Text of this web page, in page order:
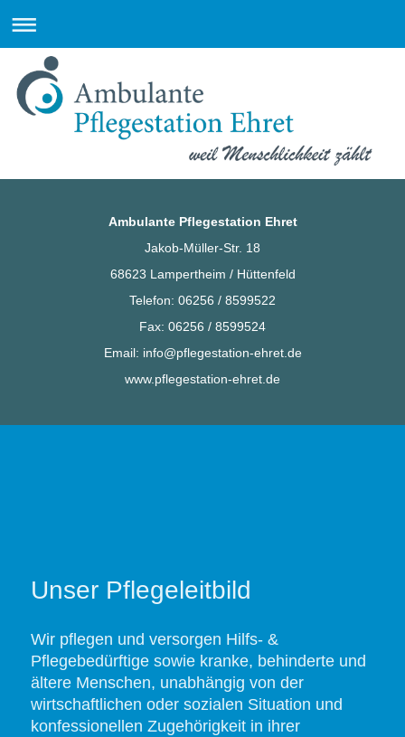
Ambulante Pflegestation Ehret
Jakob-Müller-Str. 18
68623 Lampertheim / Hüttenfeld
Telefon: 06256 / 8599522
Fax: 06256 / 8599524
Email: info@pflegestation-ehret.de
www.pflegestation-ehret.de
Unser Pflegeleitbild
Wir pflegen und versorgen Hilfs- &
Pflegebedürftige sowie kranke, behinderte und
ältere Menschen, unabhängig von der
wirtschaftlichen oder sozialen Situation und
konfessionellen Zugehörigkeit in ihrer